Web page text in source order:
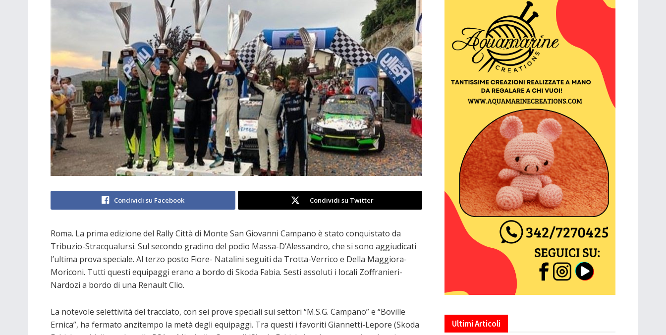
Condividi su Facebook Condividi su Twitter
Roma. La prima edizione del Rally Città di Monte San Giovanni Campano è stato conquistato da
Tribuzio-Stracqualursi. Sul secondo gradino del podio Massa-D’Alessandro, che si sono aggiudicati
l’ultima prova speciale. Al terzo posto Fiore- Natalini seguiti da Trotta-Verrico e Della Maggiora-
Moriconi. Tutti questi equipaggi erano a bordo di Skoda Fabia. Sesti assoluti i locali Zoffranieri-
Nardozi a bordo di una Renault Clio.
La notevole selettività del tracciato, con sei prove speciali sui settori “M.S.G. Campano” e “Boville
Ernica”, ha fermato anzitempo la metà degli equipaggi. Tra questi i favoriti Giannetti-Lepore (Skoda
Ultimi Articoli